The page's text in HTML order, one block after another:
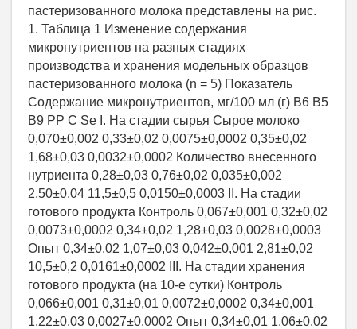
пастеризованного молока представлены на рис.
1. Таблица 1 Изменение содержания
микронутриентов на разных стадиях
производства и хранения модельных образцов
пастеризованного молока (n = 5) Показатель
Содержание микронутриентов, мг/100 мл (г) В6 В5
В9 РР С Se I. На стадии сырья Сырое молоко
0,070±0,002 0,33±0,02 0,0075±0,0002 0,35±0,02
1,68±0,03 0,0032±0,0002 Количество внесенного
нутриента 0,28±0,03 0,76±0,02 0,035±0,002
2,50±0,04 11,5±0,5 0,0150±0,0003 II. На стадии
готового продукта Контроль 0,067±0,001 0,32±0,02
0,0073±0,0002 0,34±0,02 1,28±0,03 0,0028±0,0003
Опыт 0,34±0,02 1,07±0,03 0,042±0,001 2,81±0,02
10,5±0,2 0,0161±0,0002 III. На стадии хранения
готового продукта (на 10-е сутки) Контроль
0,066±0,001 0,31±0,01 0,0072±0,0002 0,34±0,001
1,22±0,03 0,0027±0,0002 Опыт 0,34±0,01 1,06±0,02